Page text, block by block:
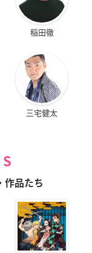
稲田徹
三宅健太
作品たち